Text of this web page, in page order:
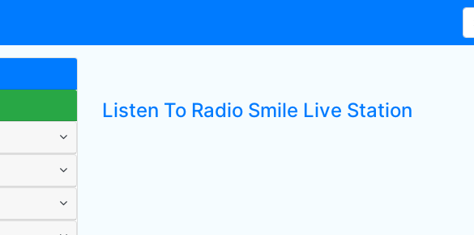
Listen To Radio Smile Live Station